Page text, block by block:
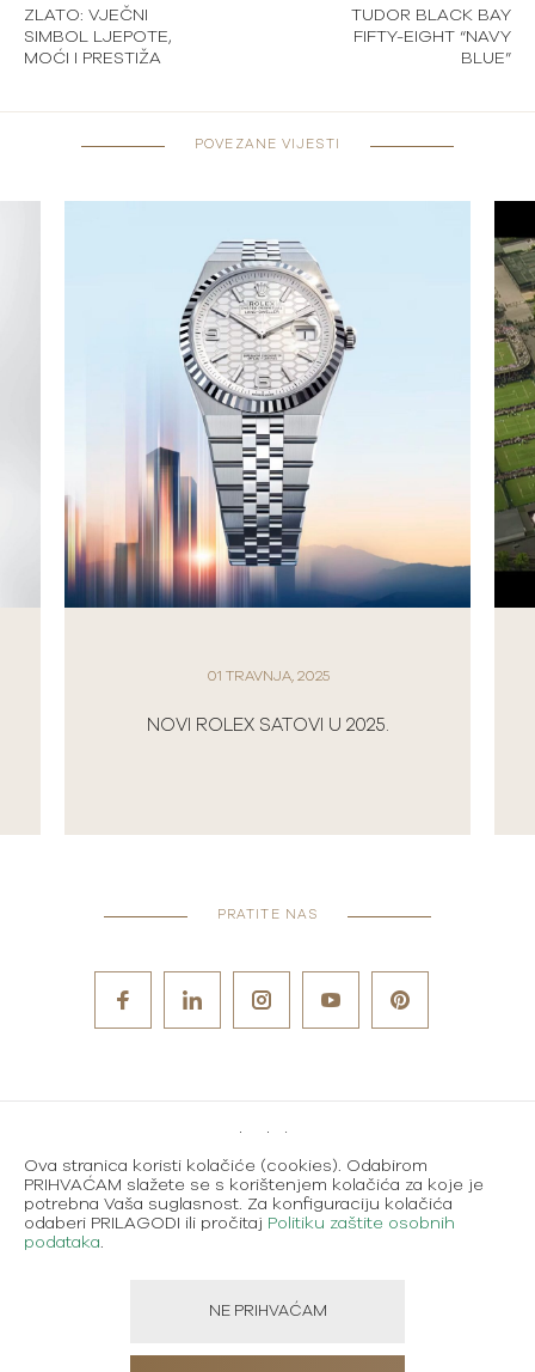
ZLATO: VJEČNI
SIMBOL LJEPOTE,
MOĆI I PRESTIŽA
TUDOR BLACK BAY
FIFTY-EIGHT “NAVY
BLUE”
POVEZANE VIJESTI
01 TRAVNJA, 2025
NOVI ROLEX SATOVI U 2025.
PRATITE NAS
Karijere
Uvjeti korištenja
Ova stranica koristi kolačiće (cookies). Odabirom
PRIHVAĆAM slažete se s korištenjem kolačića za koje je
potrebna Vaša suglasnost. Za konfiguraciju kolačića
odaberi PRILAGODI ili pročitaj Politiku zaštite osobnih
podataka.
NE PRIHVAĆAM